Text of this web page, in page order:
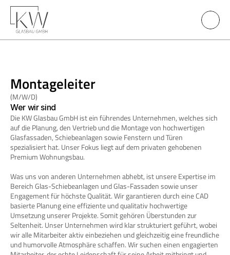
Montageleiter
(M/W/D)
Wer wir sind
Die KW Glasbau GmbH ist ein führendes Unternehmen, welches sich
auf die Planung, den Vertrieb und die Montage von hochwertigen
Glasfassaden, Schiebeanlagen sowie Fenstern und Türen
spezialisiert hat. Unser Fokus liegt auf dem privaten gehobenen
Premium Wohnungsbau.
Was uns von anderen Unternehmen abhebt, ist unsere Expertise im
Bereich Glas-Schiebeanlagen und Glas-Fassaden sowie unser
Engagement für höchste Qualität. Wir garantieren durch eine CAD
basierte Planung eine effiziente und qualitativ hochwertige
Umsetzung unserer Projekte. Somit gehören Überstunden zur
Seltenheit. Unser Unternehmen wird klar strukturiert geführt, wobei
wir alle Mitarbeiter aktiv einbeziehen und gleichzeitig eine freundliche
und humorvolle Atmosphäre schaffen. Wir suchen einen engagierten